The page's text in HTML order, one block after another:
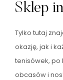
Sklep
Tylko tutaj
okazję, jak i
tenisówek, po
obcasów i